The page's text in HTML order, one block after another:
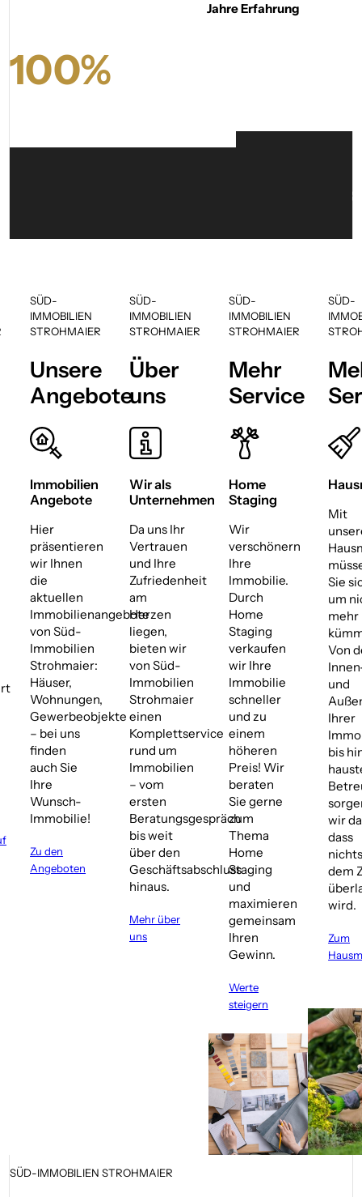
Jahre Erfahrung
100%
Vielseitige Services rund um den
SÜD-
IMMOBILIEN
STROHMAIER
Unsere
Angebote
Immobilien
Angebote
Hier
präsentieren
wir Ihnen
die
aktuellen
Immobilienangebote
von Süd-
Immobilien
Strohmaier:
Häuser,
Wohnungen,
Gewerbeobjekte
– bei uns
finden
auch Sie
Ihre
Wunsch-
Immobilie!
Zu den
Angeboten
SÜD-
IMMOBILIEN
STROHMAIER
Über
uns
Wir als
Unternehmen
Da uns Ihr
Vertrauen
und Ihre
Zufriedenheit
am
Herzen
liegen,
bieten wir
von Süd-
Immobilien
Strohmaier
einen
Komplettservice
rund um
Immobilien
– vom
ersten
Beratungsgespräch
bis weit
über den
Geschäftsabschluss
hinaus.
Mehr über
uns
SÜD-
IMMOBILIEN
STROHMAIER
Mehr
Service
Home
Staging
Wir
verschönern
Ihre
Immobilie.
Durch
Home
Staging
verkaufen
wir Ihre
Immobilie
schneller
und zu
einem
höheren
Preis! Wir
beraten
Sie gerne
zum
Thema
Home
Staging
und
maximieren
gemeinsam
Ihren
Gewinn.
Werte
steigern
SÜD-
Mit
Sie
um
mehr
Von
und
Ihrer
bis
wir
dass
dem
wird.
Zum
SÜD-IMMOBILIEN STROHMAIER